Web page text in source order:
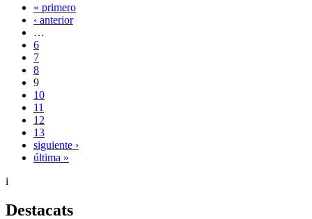
« primero
‹ anterior
…
6
7
8
9
10
11
12
13
siguiente ›
última »
i
Destacats